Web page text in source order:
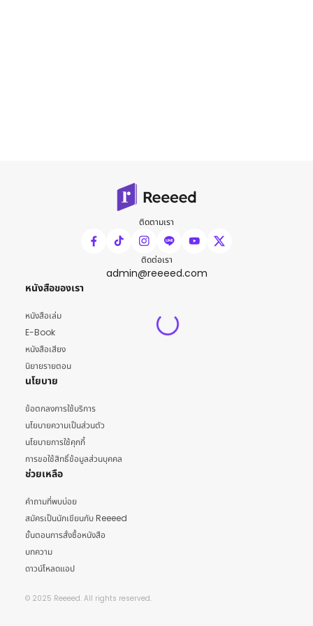
ติดตามเรา
ติดต่อเรา
admin@reeeed.com
หนังสือของเรา
หนังสือเล่ม
E-Book
หนังสือเสียง
นิยายรายตอน
นโยบาย
ข้อตกลงการใช้บริการ
นโยบายความเป็นส่วนตัว
นโยบายการใช้คุกกี้
การขอใช้สิทธิ์ข้อมูลส่วนบุคคล
ช่วยเหลือ
คำถามที่พบบ่อย
สมัครเป็นนักเขียนกับ Reeeed
ขั้นตอนการสั่งซื้อหนังสือ
บทความ
ดาวน์โหลดแอป
© 2025 Reeeed. All rights reserved.